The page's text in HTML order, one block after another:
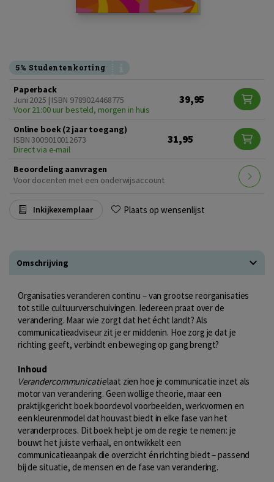
5% Studentenkorting
Paperback
Juni 2025 | ISBN 9789024468775
Voor 21:00 uur besteld, morgen in huis
39,95
Online boek (2 jaar toegang)
ISBN 3009010012673
Direct via e-mail
31,95
Beoordeling aanvragen
Voor docenten met een onderwijsaccount
Inkijkexemplaar Plaats op wensenlijst
Omschrijving
Organisaties veranderen continu – van grootse reorganisaties
tot stille cultuurverschuivingen. Iedereen praat over de
verandering. Maar wie zorgt dat het écht landt? Als
communicatieadviseur zit je er middenin. Hoe zorg je dat je
richting geeft, verbindt en beweging op gang brengt?
Inhoud
Verandercommunicatielaat zien hoe je communicatie inzet als
motor van verandering. Geen wollige theorie, maar een
praktijkgericht boek boordevol voorbeelden, werkvormen en
een kleurenmodel dat houvast biedt in elke fase van het
veranderproces. Dit boek helpt je om de regie te nemen: je
bouwt het juiste verhaal, en ontwikkelt een
communicatieaanpak die overzicht én richting biedt – passend
bij de situatie, de mensen en de fase van verandering.